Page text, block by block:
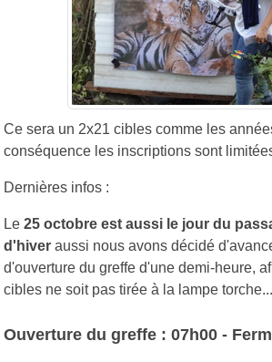
Ce sera un 2x21 cibles comme les
conséquence les inscriptions sont
Dernières infos :
Le 25 octobre est aussi le jour du
d'hiver aussi nous avons décidé
d'ouverture du greffe d'une demi-heure,
cibles ne soit pas tirée à la lampe
Ouverture du greffe : 07h00 -